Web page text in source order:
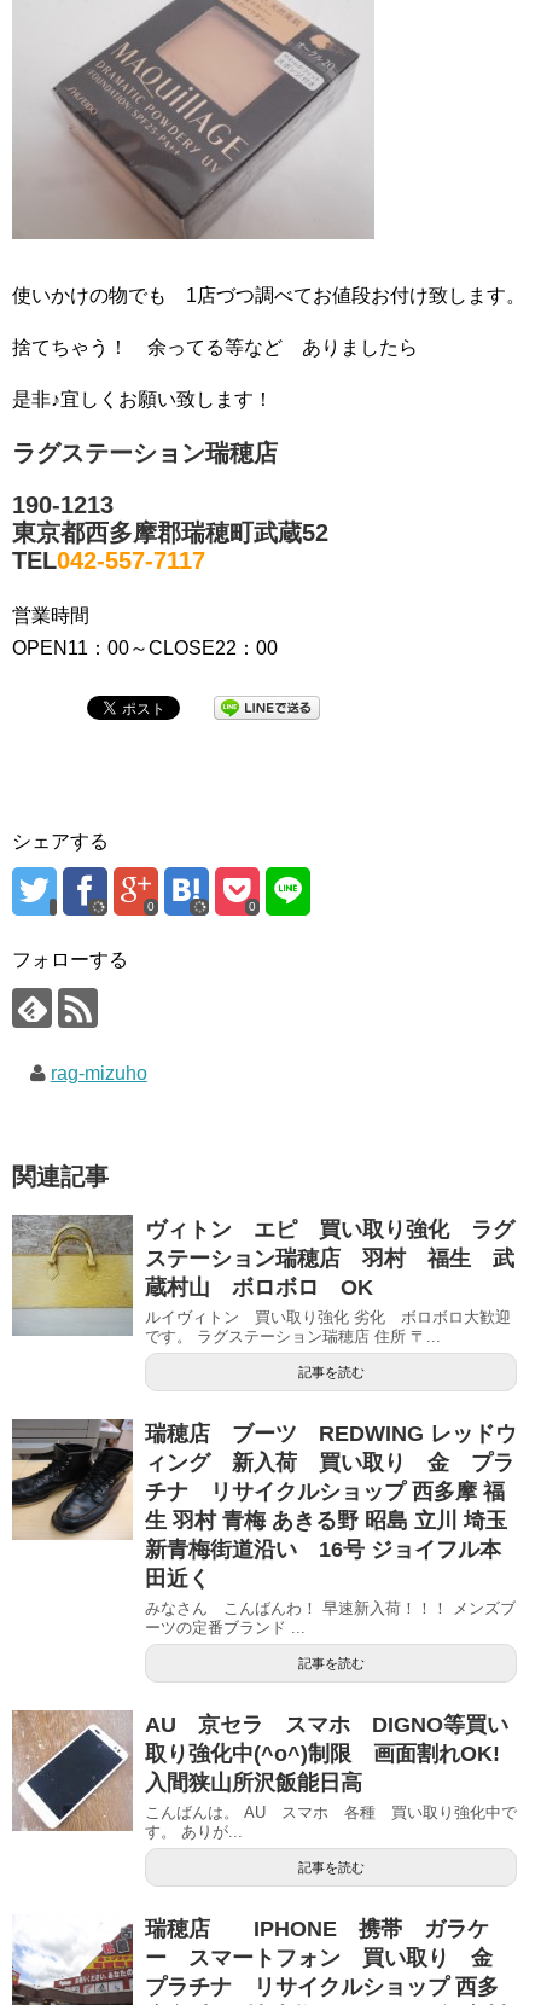
使いかけの物でも 1店づつ調べてお値段お付け致します。
捨てちゃう！ 余ってる等など ありましたら
是非♪宜しくお願い致します！
ラグステーション瑞穂店
190-1213
東京都西多摩郡瑞穂町武蔵52
TEL042-557-7117
営業時間
OPEN11：00～CLOSE22：00
シェアする
0 0
フォローする
rag-mizuho
関連記事
ヴィトン エピ 買い取り強化 ラグ
ステーション瑞穂店 羽村 福生 武
蔵村山 ボロボロ OK
ルイヴィトン 買い取り強化 劣化 ボロボロ大歓迎
です。 ラグステーション瑞穂店 住所 〒...
記事を読む
瑞穂店 ブーツ REDWING レッドウ
ィング 新入荷 買い取り 金 プラ
チナ リサイクルショップ 西多摩 福
生 羽村 青梅 あきる野 昭島 立川 埼玉
新青梅街道沿い 16号 ジョイフル本
田近く
みなさん こんばんわ！ 早速新入荷！！！ メンズブ
ーツの定番ブランド ...
記事を読む
AU 京セラ スマホ DIGNO等買い
取り強化中(^o^)制限 画面割れOK!
入間狭山所沢飯能日高
こんばんは。 AU スマホ 各種 買い取り強化中で
す。 ありが...
記事を読む
瑞穂店 IPHONE 携帯 ガラケ
ー スマートフォン 買い取り 金
プラチナ リサイクルショップ 西多